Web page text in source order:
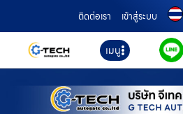
ติดต่อเรา เข้าสู่ระบบ
เมนู